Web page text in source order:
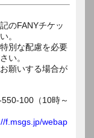
のFANYチケッ
。
別な配慮を必要
い。
願いする場合が
100（10時～
f.msgs.jp/webap